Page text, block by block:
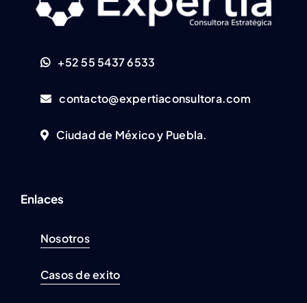
+52 55 5437 6533
contacto@expertiaconsultora.com
Ciudad de México y Puebla.
Enlaces
Nosotros
Casos de exito